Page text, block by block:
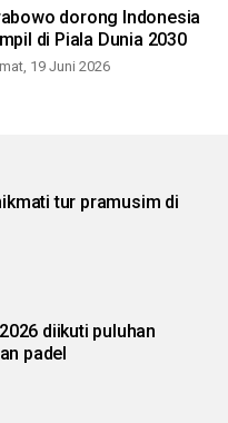
dorong Indonesia
di Piala Dunia 2030
19 Juni 2026
tur pramusim di
diikuti puluhan
padel